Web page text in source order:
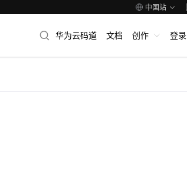
中国站
华为云码道 文档 创作 登录